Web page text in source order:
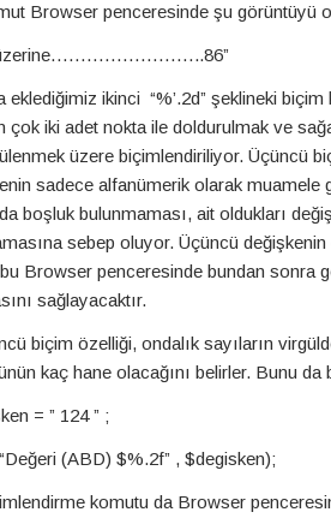
Browser penceresinde şu görüntüyü
üzerine……………………..86”
eklediğimiz ikinci “%’.2d” şeklineki
çok iki adet nokta ile doldurulmak ve
üzere biçimlendiriliyor. Üçüncü
sadece alfanümerik olarak muamele
boşluk bulunmaması, ait oldukları
sebep oluyor. Üçüncü
Browser penceresinde bundan sonra
sağlayacaktır.
biçim özelliği, ondalık sayıların
kaç hane olacağını belirler. Bunu da
= ” 124 ” ;
(ABD) $%.2f” , $degisken);
komutu da Browser